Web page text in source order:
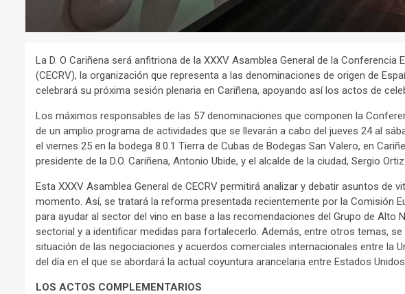
La D. O Cariñena será anfitriona de la XXXV Asamblea General de la
(CECRV), la organización que representa a las denominaciones de origen de
celebrará su próxima sesión plenaria en Cariñena, apoyando así los actos de
Los máximos responsables de las 57 denominaciones que componen la
de un amplio programa de actividades que se llevarán a cabo del jueves 24 al
el viernes 25 en la bodega 8.0.1 Tierra de Cubas de Bodegas San Valero, en
presidente de la D.O. Cariñena, Antonio Ubide, y el alcalde de la ciudad, Sergio Ortiz.
Esta XXXV Asamblea General de CECRV permitirá analizar y debatir asuntos de
momento. Así, se tratará la reforma presentada recientemente por la Comisión
para ayudar al sector del vino en base a las recomendaciones del Grupo de Alto
sectorial y a identificar medidas para fortalecerlo. Además, entre otros temas,
situación de las negociaciones y acuerdos comerciales internacionales entre la
del día en el que se abordará la actual coyuntura arancelaria entre Estados Unidos
LOS ACTOS COMPLEMENTARIOS